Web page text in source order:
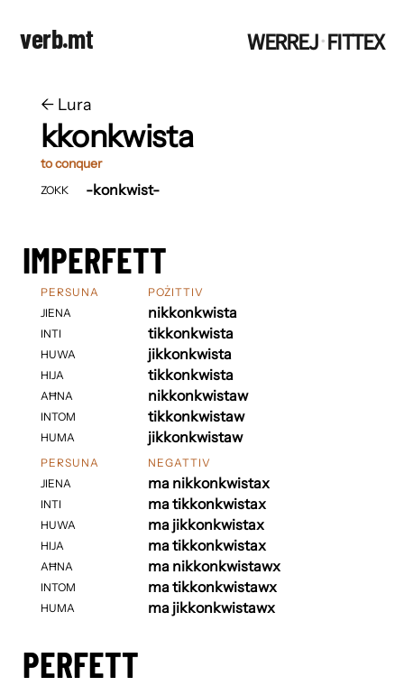
verb.mt WERREJ·FITTEX
← ​​Lura
kkonkwista
to conquer
ZOKK -konkwist-
IMPERFETT
PERSUNA
JIENA
INTI
HUWA
HIJA
AĦNA
INTOM
HUMA
POŻITTIV
nikkonkwista
tikkonkwista
jikkonkwista
tikkonkwista
nikkonkwistaw
tikkonkwistaw
jikkonkwistaw
PERSUNA
JIENA
INTI
HUWA
HIJA
AĦNA
INTOM
HUMA
NEGATTIV
ma nikkonkwistax
ma tikkonkwistax
ma jikkonkwistax
ma tikkonkwistax
ma nikkonkwistawx
ma tikkonkwistawx
ma jikkonkwistawx
PERFETT